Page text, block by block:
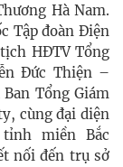
Hà Nam.
Tập đoàn Điện
HĐTV Tổng
Đức Thiện –
Tổng Giám
cùng đại diện
miền Bắc
nối đến trụ sở